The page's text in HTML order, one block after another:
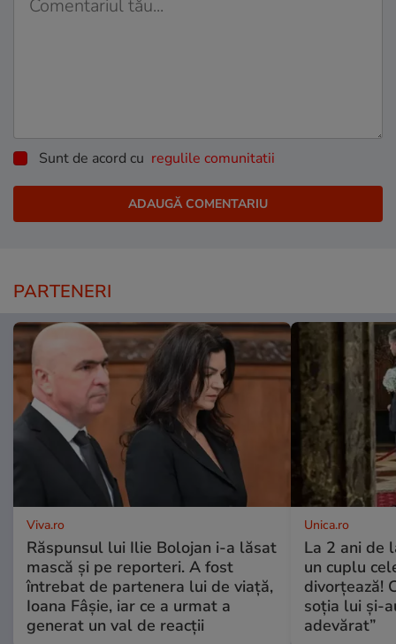
Sunt de acord cu regulile comunitatii
PARTENERI
Viva.ro
Răspunsul lui Ilie Bolojan i-a lăsat
mască și pe reporteri. A fost
întrebat de partenera lui de viață,
Ioana Fâșie, iar ce a urmat a
generat un val de reacții
Unica.ro
La 2 ani de
un cuplu
divorțează!
soția lui și-
adevărat”